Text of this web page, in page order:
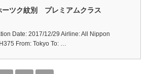
ツク紋別 プレミアムクラス
Date: 2017/12/29 Airline: All Nippon
From: Tokyo To: …